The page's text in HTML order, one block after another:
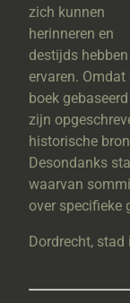
zich kunnen
herinneren en
destijds hebben
ervaren. Omdat
boek
zijn
historische
Desondanks
waarvan
over specifieke
Dordrecht,